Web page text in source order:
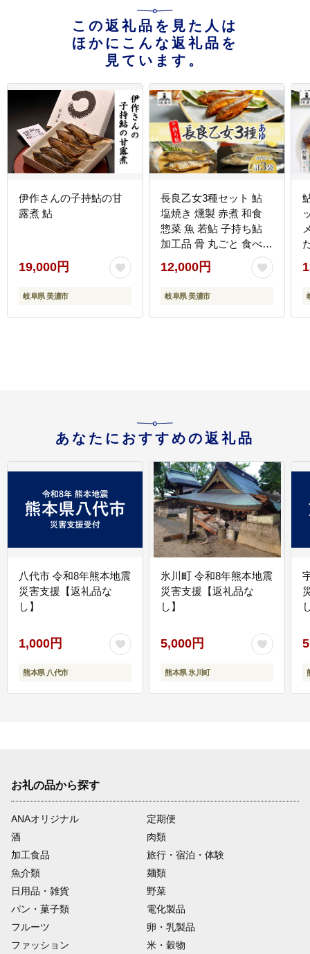
この返礼品を見た人は
ほかにこんな返礼品を
見ています。
伊作さんの子持鮎の甘
露煮 鮎
19,000円
岐阜県 美濃市
長良乙女3種セット 鮎
塩焼き 燻製 赤煮 和食
惣菜 魚 若鮎 子持ち鮎
加工品 骨 丸ごと 食べら
れる スモーキー 煮魚 焼
き魚 つまみ おかず お酒
晩酌 あて お供 肴 魚料
12,000円
岐阜県 美濃市
あなたにおすすめの返礼品
八代市 令和8年熊本地震
災害支援【返礼品な
し】
1,000円
熊本県 八代市
氷川町 令和8年熊本地震
災害支援【返礼品な
し】
5,000円
熊本県 氷川町
お礼の品から探す
ANAオリジナル
定期便
酒
肉類
加工食品
旅行・宿泊・体験
魚介類
麺類
日用品・雑貨
野菜
パン・菓子類
電化製品
フルーツ
卵・乳製品
ファッション
米・穀物